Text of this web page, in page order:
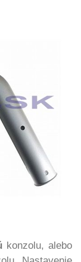
konzolu, alebo